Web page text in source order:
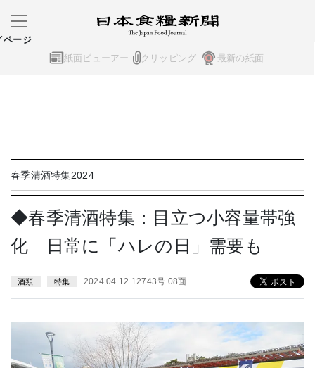
紙面ビューアー クリッピング 最新の紙面
ページ
春季清酒特集2024
◆春季清酒特集：目立つ小容量帯強
化 日常に「ハレの日」需要も
酒類 特集 2024.04.12 12743号 08面